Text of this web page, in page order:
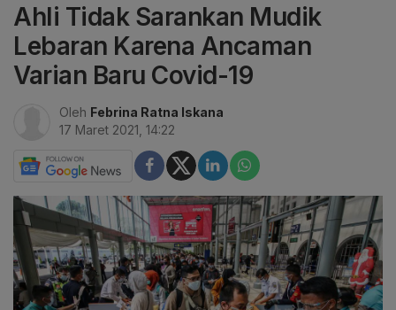
Ahli Tidak Sarankan Mudik
Lebaran Karena Ancaman
Varian Baru Covid-19
Oleh Febrina Ratna Iskana
17 Maret 2021, 14:22